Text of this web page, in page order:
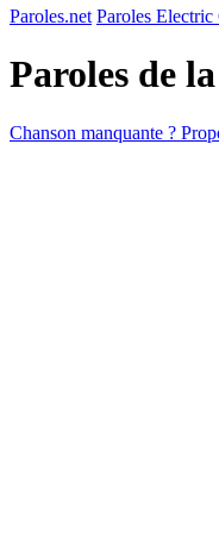
Paroles.net Paroles
Paroles de
Chanson manquante ?